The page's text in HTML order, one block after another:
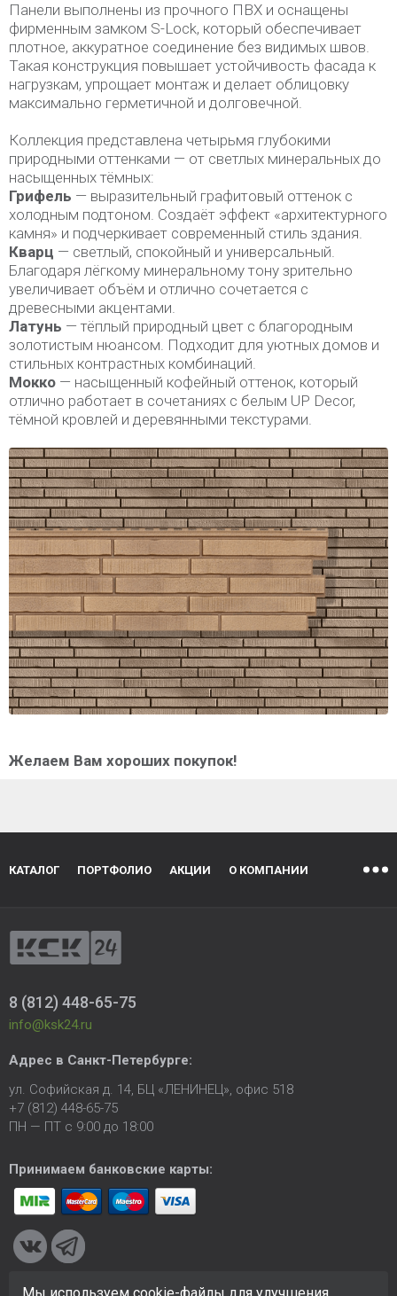
Панели выполнены из прочного ПВХ и оснащены
фирменным замком S-Lock, который обеспечивает
плотное, аккуратное соединение без видимых швов.
Такая конструкция повышает устойчивость фасада к
нагрузкам, упрощает монтаж и делает облицовку
максимально герметичной и долговечной.
Коллекция представлена четырьмя глубокими
природными оттенками — от светлых минеральных до
насыщенных тёмных:
Грифель — выразительный графитовый оттенок с
холодным подтоном. Создаёт эффект «архитектурного
камня» и подчеркивает современный стиль здания.
Кварц — светлый, спокойный и универсальный.
Благодаря лёгкому минеральному тону зрительно
увеличивает объём и отлично сочетается с
древесными акцентами.
Латунь — тёплый природный цвет с благородным
золотистым нюансом. Подходит для уютных домов и
стильных контрастных комбинаций.
Мокко — насыщенный кофейный оттенок, который
отлично работает в сочетаниях с белым UP Decor,
тёмной кровлей и деревянными текстурами.
Желаем Вам хороших покупок!
КАТАЛОГ ПОРТФОЛИО АКЦИИ О КОМПАНИИ
8 (812) 448-65-75
info@ksk24.ru
Адрес в Санкт-Петербурге:
ул. Софийская д. 14, БЦ «ЛЕНИНЕЦ», офис 518
+7 (812) 448-65-75
ПН — ПТ с 9:00 до 18:00
Принимаем банковские карты: